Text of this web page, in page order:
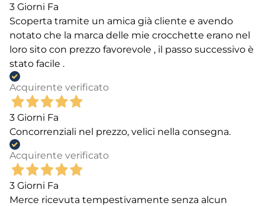
3 Giorni Fa
Scoperta tramite un amica già cliente e avendo
notato che la marca delle mie crocchette erano nel
loro sito con prezzo favorevole , il passo successivo è
stato facile .
Acquirente verificato
3 Giorni Fa
Concorrenziali nel prezzo, velici nella consegna.
Acquirente verificato
3 Giorni Fa
Merce ricevuta tempestivamente senza alcun